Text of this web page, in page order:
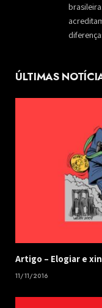
ÚLTIMAS
​Artigo – ​Elogiar e
11/11/2016